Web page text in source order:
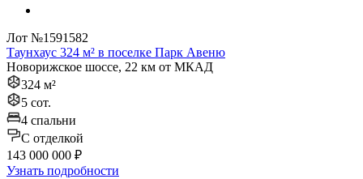
Лот №1591582
Таунхаус 324 м² в поселке Парк Авеню
Новорижское шоссе, 22 км от МКАД
324 м²
5 сот.
4 спальни
C отделкой
143 000 000 ₽
Узнать подробности